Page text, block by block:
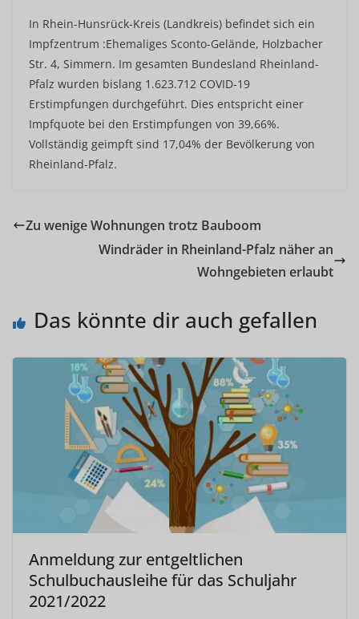
In Rhein-Hunsrück-Kreis (Landkreis) befindet sich ein
Impfzentrum :Ehemaliges Sconto-Gelände, Holzbacher
Str. 4, Simmern. Im gesamten Bundesland Rheinland-
Pfalz wurden bislang 1.623.712 COVID-19
Erstimpfungen durchgeführt. Dies entspricht einer
Impfquote bei den Erstimpfungen von 39,66%.
Vollständig geimpft sind 17,04% der Bevölkerung von
Rheinland-Pfalz.
Zu wenige Wohnungen trotz Bauboom
Windräder in Rheinland-Pfalz näher an
Wohngebieten erlaubt
Das könnte dir auch gefallen
Anmeldung zur entgeltlichen
Schulbuchausleihe für das Schuljahr
2021/2022